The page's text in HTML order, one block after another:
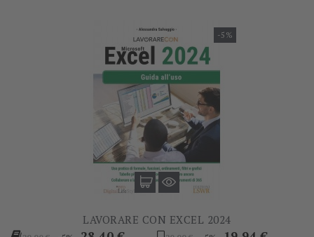
-5%
LAVORARE CON EXCEL 2024